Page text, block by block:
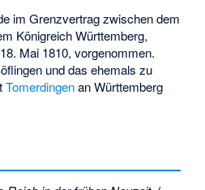
im Grenzvertrag zwischen dem
Königreich Württemberg,
Mai 1810, vorgenommen.
und das ehemals zu
Tomerdingenan Württemberg